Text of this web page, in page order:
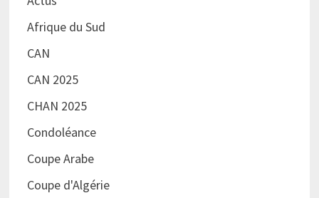
Afrique du Sud
CAN
CAN 2025
CHAN 2025
Condoléance
Coupe Arabe
Coupe d'Algérie